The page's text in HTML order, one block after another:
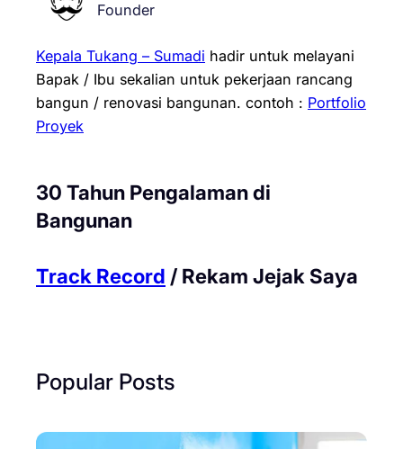
Founder
Kepala Tukang – Sumadi hadir untuk melayani
Bapak / Ibu sekalian untuk pekerjaan rancang
bangun / renovasi bangunan. contoh : Portfolio
Proyek
30 Tahun Pengalaman di
Bangunan
Track Record / Rekam Jejak Saya
Popular Posts